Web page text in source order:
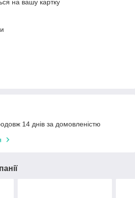
на вашу картку
14 днів за домовленістю